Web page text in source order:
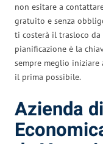
non esitare a
gratuito e senza
ti costerà il trasloco da
pianificazione è la
sempre meglio iniziare
il prima possibile.
Azienda